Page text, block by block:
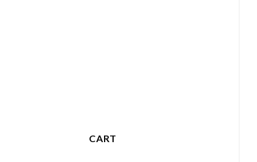
CART